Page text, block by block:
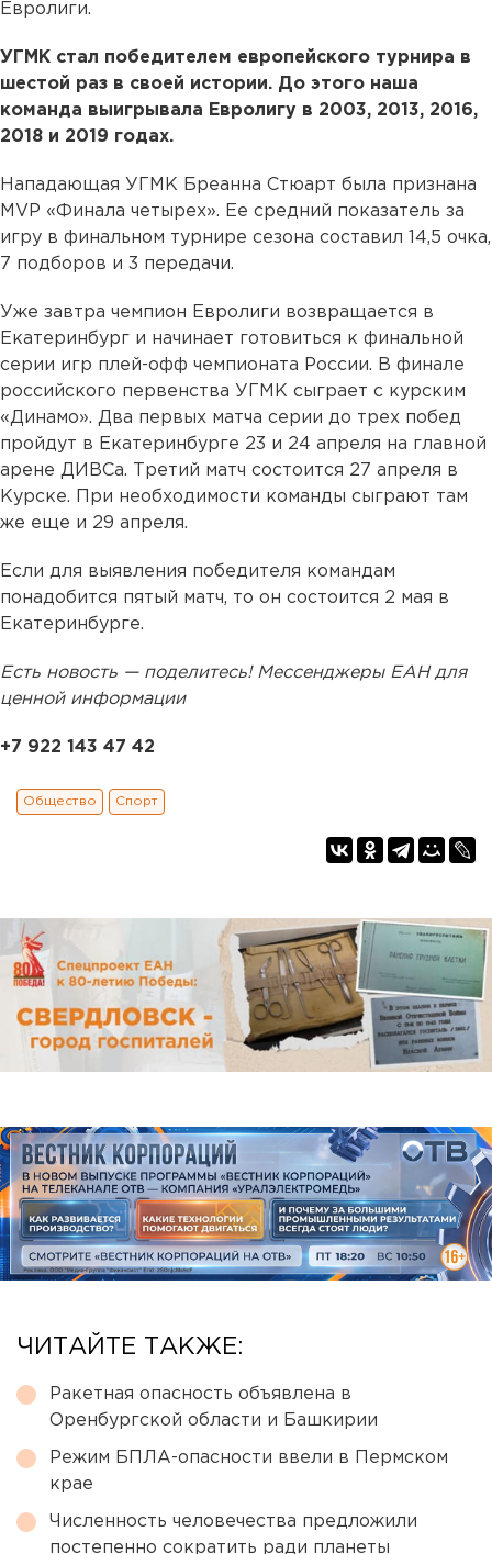
Евролиги.
УГМК стал победителем европейского турнира в
шестой раз в своей истории. До этого наша
команда выигрывала Евролигу в 2003, 2013, 2016,
2018 и 2019 годах.
Нападающая УГМК Бреанна Стюарт была признана
MVP «Финала четырех». Ее средний показатель за
игру в финальном турнире сезона составил 14,5 очка,
7 подборов и 3 передачи.
Уже завтра чемпион Евролиги возвращается в
Екатеринбург и начинает готовиться к финальной
серии игр плей-офф чемпионата России. В финале
российского первенства УГМК сыграет с курским
«Динамо». Два первых матча серии до трех побед
пройдут в Екатеринбурге 23 и 24 апреля на главной
арене ДИВСа. Третий матч состоится 27 апреля в
Курске. При необходимости команды сыграют там
же еще и 29 апреля.
Если для выявления победителя командам
понадобится пятый матч, то он состоится 2 мая в
Екатеринбурге.
Есть новость — поделитесь! Мессенджеры ЕАН для
ценной информации
+7 922 143 47 42
Общество Спорт
ЧИТАЙТЕ ТАКЖЕ:
Ракетная опасность объявлена в
Оренбургской области и Башкирии
Режим БПЛА-опасности ввели в Пермском
крае
Численность человечества предложили
постепенно сократить ради планеты